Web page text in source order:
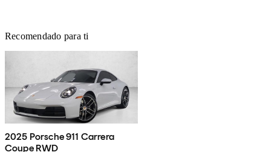
Recomendado para ti
2025 Porsche 911 Carrera
Coupe RWD